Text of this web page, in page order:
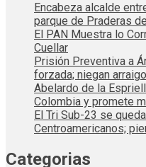
Encabeza alcalde
parque de Praderas
El PAN Muestra lo
Cuellar
Prisión Preventiva a
forzada; niegan
Abelardo de la
Colombia y promete
El Tri Sub-23 se
Centroamericanos;
Categorias